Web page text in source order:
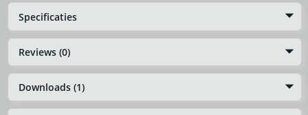
Specificaties
Reviews (0)
Downloads (1)